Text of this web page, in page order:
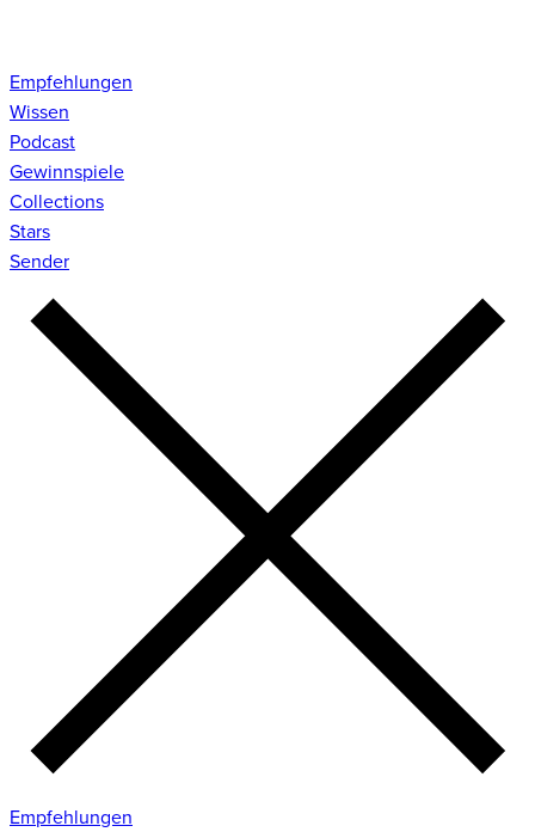
Empfehlungen
Wissen
Podcast
Gewinnspiele
Collections
Stars
Sender
Empfehlungen